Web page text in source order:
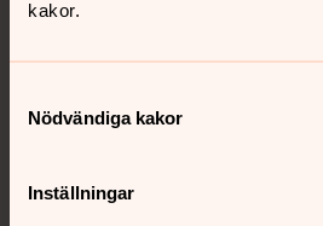
kakor.
Nödvändiga kakor
Inställningar
Kalender
Hitta snabbt
Sociala kanaler